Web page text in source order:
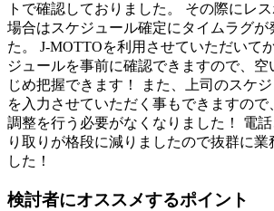
トで確認しておりました。 その際にレ
場合はスケジュール確定にタイムラグが
た。 J-MOTTOを利用させていただいて
ジュールを事前に確認できますので、
じめ把握できます！ また、上司のスケ
を入力させていただく事もできますの
調整を行う必要がなくなりました！ 電
り取りが格段に減りましたので抜群に業
した！
検討者にオススメするポイント